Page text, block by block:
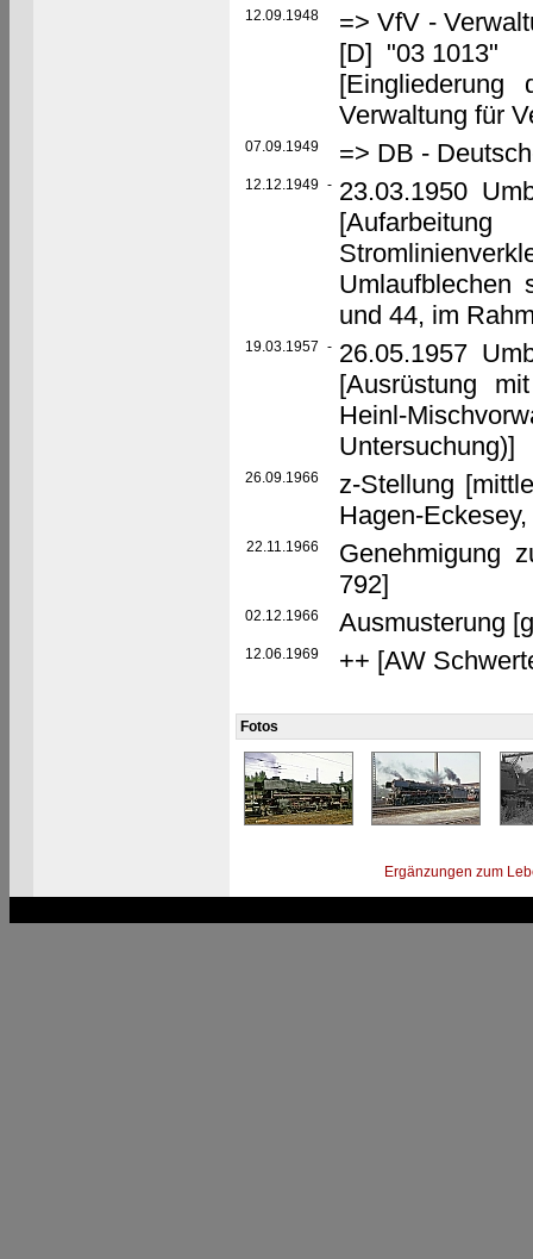
12.09.1948
=> VfV -
[D] "03 1013"
Verwaltung für
07.09.1949 => DB -
12.12.1949 - 23.03.1950
Umlaufblechen
und 44, im
19.03.1957 - 26.05.1957
[Ausrüstung
Heinl-
Untersuchung)]
26.09.1966
z-Stellung
Hagen-
22.11.1966
Genehmigung
792]
02.12.1966 Ausmusterung
12.06.1969 ++ [AW
Fotos
Ergänzungen zum